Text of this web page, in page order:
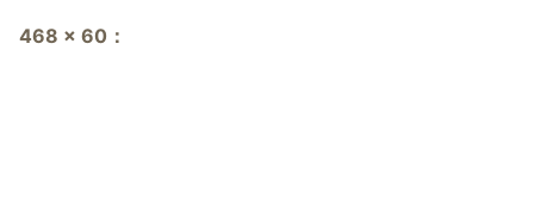
468 x 60：